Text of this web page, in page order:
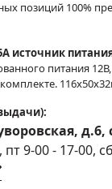
позиций 100%
источник
питания
д.6,
пт 9-00 - 17-00,